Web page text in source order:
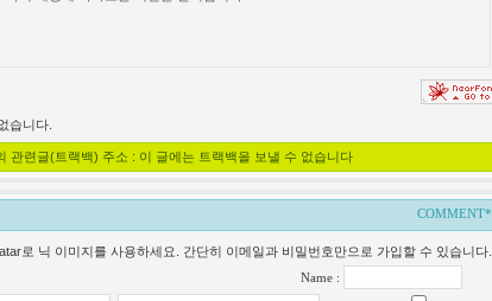
습니다.
관련글(트랙백) 주소 : 이 글에는 트랙백을 보낼 수 없습니다
COMMENT*
로 닉 이미지를 사용하세요. 간단히 이메일과 비밀번호만으로 가입할 수 있습니다.
Name :